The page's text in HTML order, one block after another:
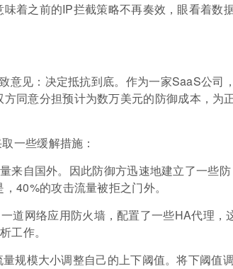
着之前的IP拦截策略不再奏效，眼看着数
意见：决定抵抗到底。作为一家SaaS公司，
同意分担预计为数万美元的防御成本，为
一些缓解措施：
来自国外。因此防御方迅速地建立了一些防
40%的攻击流量被拒之门外。
道网络应用防火墙，配置了一些HA代理，
工作。
规模大小调整自己的上下阈值。将下阈值调